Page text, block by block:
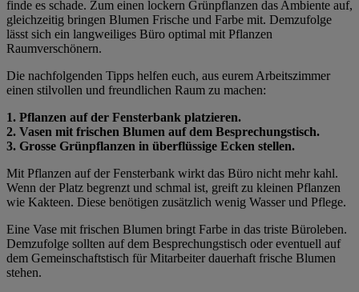
finde es schade. Zum einen lockern Grünpflanzen das Ambiente auf,
gleichzeitig bringen Blumen Frische und Farbe mit. Demzufolge
lässt sich ein langweiliges Büro optimal mit Pflanzen
Raumverschönern.
Die nachfolgenden Tipps helfen euch, aus eurem Arbeitszimmer
einen stilvollen und freundlichen Raum zu machen:
1. Pflanzen auf der Fensterbank platzieren.
2. Vasen mit frischen Blumen auf dem Besprechungstisch.
3. Grosse Grünpflanzen in überflüssige Ecken stellen.
Mit Pflanzen auf der Fensterbank wirkt das Büro nicht mehr kahl.
Wenn der Platz begrenzt und schmal ist, greift zu kleinen Pflanzen
wie Kakteen. Diese benötigen zusätzlich wenig Wasser und Pflege.
Eine Vase mit frischen Blumen bringt Farbe in das triste Büroleben.
Demzufolge sollten auf dem Besprechungstisch oder eventuell auf
dem Gemeinschaftstisch für Mitarbeiter dauerhaft frische Blumen
stehen.